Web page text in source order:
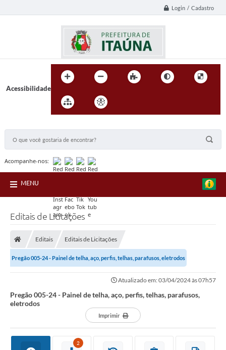
Login / Cadastro
Acessibilidade
Acompanhe-nos:
MENU
Editais de Licitações
Editais Editais de Licitações
Pregão 005-24 - Painel de telha, aço, perfis, telhas, parafusos, eletrodos
Atualizado em: 03/04/2024 às 07h57
Pregão 005-24 - Painel de telha, aço, perfis, telhas, parafusos,
eletrodos
Imprimir
2